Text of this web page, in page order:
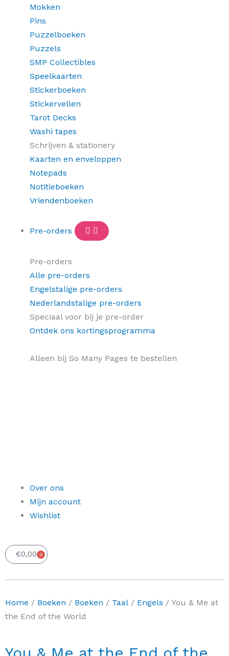
Mokken
Pins
Puzzelboeken
Puzzels
SMP Collectibles
Speelkaarten
Stickerboeken
Stickervellen
Tarot Decks
Washi tapes
Schrijven & stationery
Kaarten en enveloppen
Notepads
Notitieboeken
Vriendenboeken
Pre-orders
Pre-orders
Alle pre-orders
Engelstalige pre-orders
Nederlandstalige pre-orders
Speciaal voor bij je pre-order
Ontdek ons kortingsprogramma
Alleen bij So Many Pages te bestellen
Over ons
Mijn account
Wishlist
€0,00 0
Winkelwagen
Home / Boeken / Boeken / Taal / Engels / You & Me at
the End of the World